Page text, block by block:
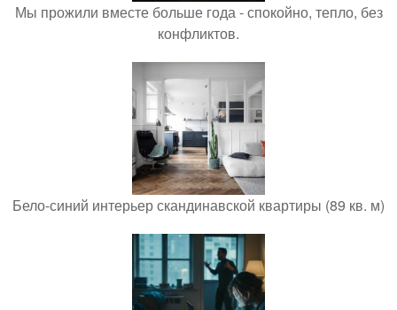
Мы прожили вместе больше года - спокойно, тепло, без
конфликтов.
Бело-синий интерьер скандинавской квартиры (89 кв. м)